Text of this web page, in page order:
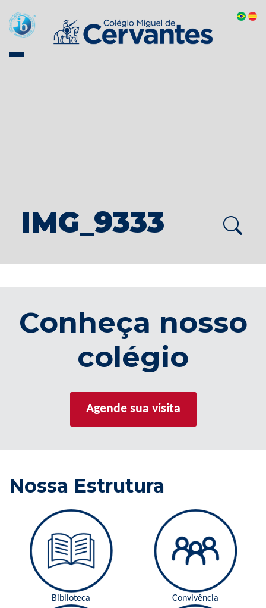
IMG_9333
Conheça nosso
colégio
Agende sua visita
Nossa Estrutura
Biblioteca Convivência